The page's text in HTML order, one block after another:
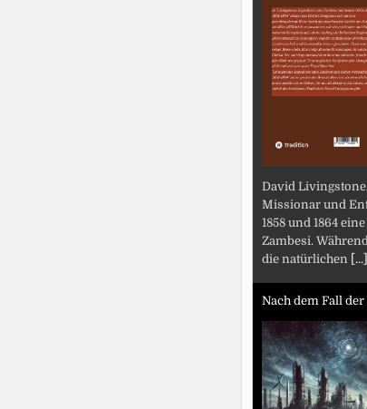
David
Missionar und
1858 und 1864
Zambesi.
die natürlichen [...]
Nach dem Fall